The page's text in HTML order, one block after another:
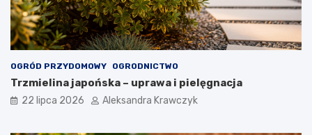
OGRÓD PRZYDOMOWY OGRODNICTWO
Trzmielina japońska – uprawa i pielęgnacja
22 lipca 2026 Aleksandra Krawczyk